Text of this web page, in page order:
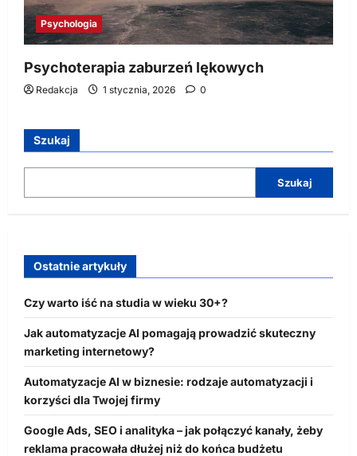
Psychologia
Psychoterapia zaburzeń lękowych
Redakcja 1 stycznia, 2026 0
Szukaj
Szukaj
Ostatnie artykuły
Czy warto iść na studia w wieku 30+?
Jak automatyzacje AI pomagają prowadzić skuteczny
marketing internetowy?
Automatyzacje AI w biznesie: rodzaje automatyzacji i
korzyści dla Twojej firmy
Google Ads, SEO i analityka – jak połączyć kanały, żeby
reklama pracowała dłużej niż do końca budżetu